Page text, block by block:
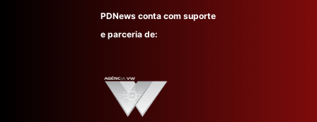
PDNews conta com suporte
e parceria de: